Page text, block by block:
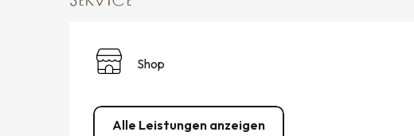
Shop
Alle Leistungen anzeigen